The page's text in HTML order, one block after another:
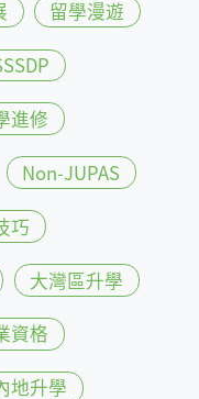
留學漫遊
進修
Non-JUPAS
巧
大灣區升學
資格
地升學